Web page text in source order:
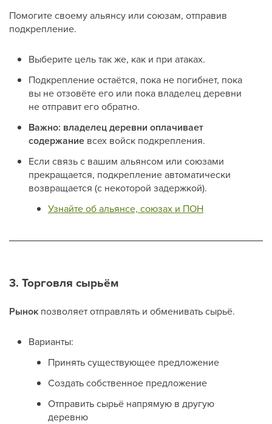
Помогите своему альянсу или союзам, отправив
подкрепление.
Выберите цель так же, как и при атаках.
Подкрепление остаётся, пока не погибнет, пока
вы не отзовёте его или пока владелец деревни
не отправит его обратно.
Важно: владелец деревни оплачивает
содержание всех войск подкрепления.
Если связь с вашим альянсом или союзами
прекращается, подкрепление автоматически
возвращается (с некоторой задержкой).
Узнайте об альянсе, союзах и ПОН
3. Торговля сырьём
Рынок позволяет отправлять и обменивать сырьё.
Варианты:
Принять существующее предложение
Создать собственное предложение
Отправить сырьё напрямую в другую
деревню